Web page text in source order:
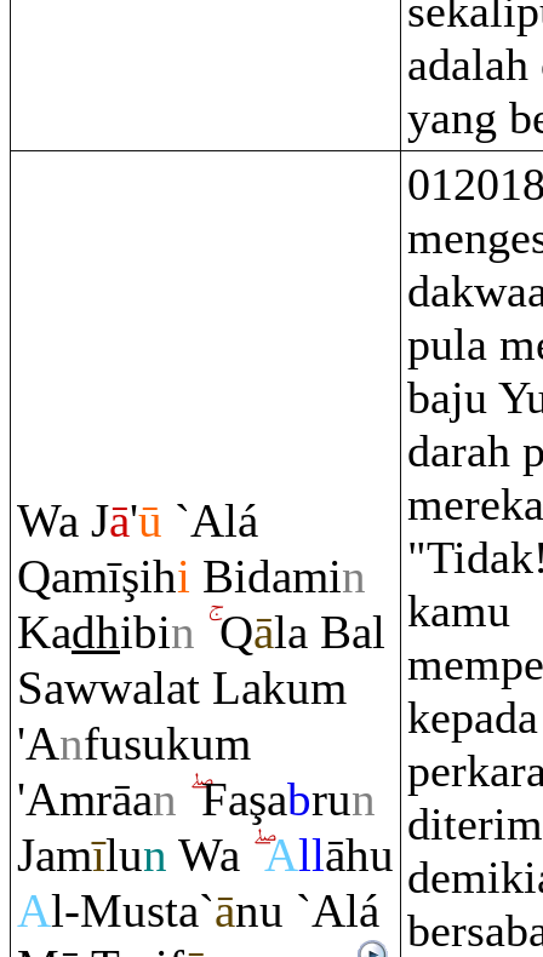
yang
Wa Jā'ū `Alá
Qamīşihi Bidamin
Kadhibin Qāla Bal
Sawwalat Lakum
'Anfusukum
'Amrāan Faşabrun
Jamīlun Wa Allāhu
Al-Musta`ānu `Alá
pula
baju
darah
kamu